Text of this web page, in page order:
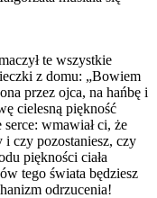
te wszystkie
z domu: „Bowiem
przez ojca, na hańbę i
cielesną piękność
wmawiał ci, że
i czy pozostaniesz, czy
piękności ciała
tego świata będziesz
odrzucenia!